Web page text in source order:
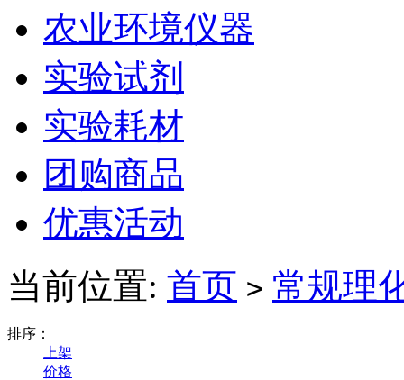
农业环境仪器
实验试剂
实验耗材
团购商品
优惠活动
当前位置: 首页 > 常规理
排序：
上架
价格